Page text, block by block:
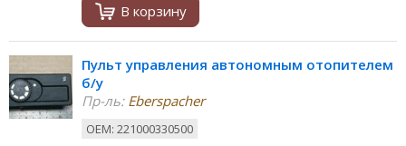
В корзину
Пульт управления автономным отопителем
б/у
Пр-ль:Eberspacher
ОЕМ: 221000330500